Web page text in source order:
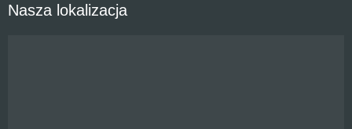
Nasza lokalizacja